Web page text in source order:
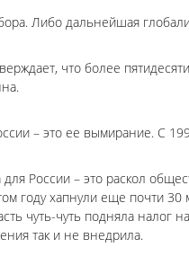
Либо дальнейшая
что более
– это ее вымирание. С
для России – это раскол
году хапнули еще почти
чуть-чуть подняла
так и не внедрила.